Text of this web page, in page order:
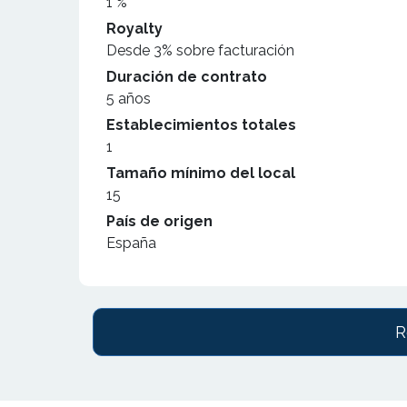
Royalty
Desde 3% sobre facturación
Duración de contrato
5 años
Establecimientos totales
1
Tamaño mínimo del local
15
País de origen
España